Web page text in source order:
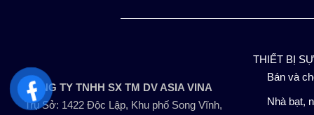
CÔNG TY TNHH SX TM DV ASIA VINA
Trụ Sở: 1422 Độc Lập, Khu phố Song Vĩnh,
THIẾT BỊ
Bán và
Nhà bạt,